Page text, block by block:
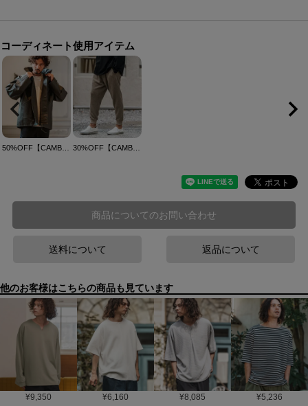
コーディネート使用アイテム
商品についてのお問い合わせ
送料について 返品について
他のお客様はこちらの商品も見ています
¥9,350 ¥6,160 ¥8,085 ¥5,236